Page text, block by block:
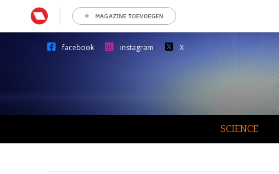
MAGAZINE TOEVOEGEN
facebook instagram X
SCIENCE